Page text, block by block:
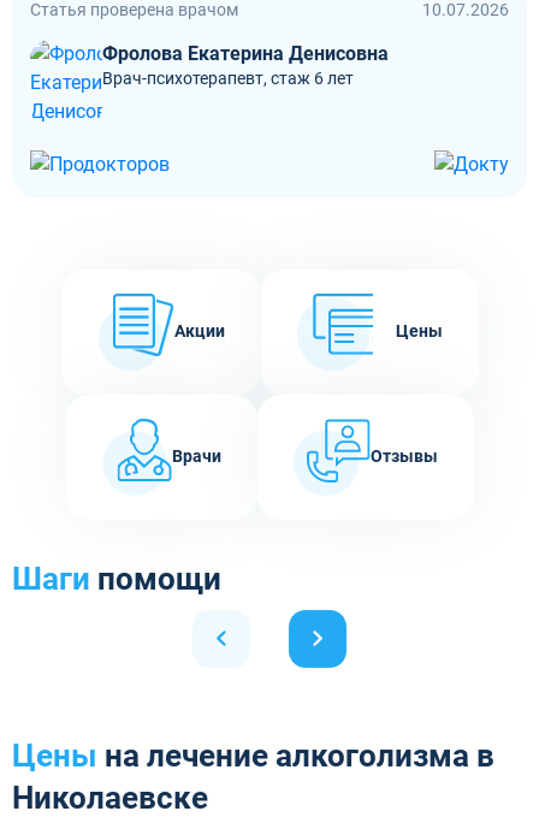
Статья проверена врачом 10.07.2026
Фролова Екатерина Денисовна
Врач-психотерапевт, стаж 6 лет
Акции Цены
Врачи Отзывы
Шаги помощи
Цены на лечение алкоголизма в
Николаевске